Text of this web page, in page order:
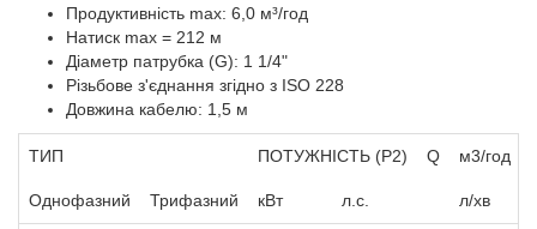
Продуктивність max: 6,0 м³/год
Натиск max = 212 м
Діаметр патрубка (G): 1 1/4"
Різьбове з'єднання згідно з ISO 228
Довжина кабелю: 1,5 м
ТИП ПОТУЖНІСТЬ (P2) Q м3/год
Однофазний Трифазний кВт л.с. л/хв